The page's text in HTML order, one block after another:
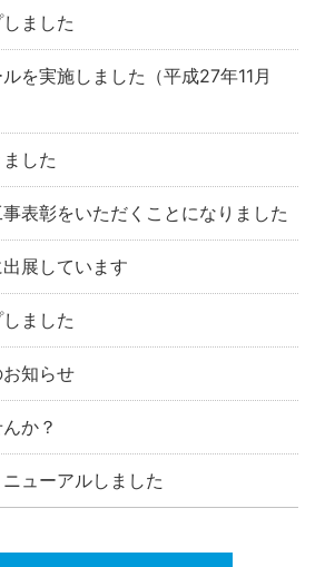
ました
を実施しました（平成27年11月
した
表彰をいただくことになりました
展しています
ました
知らせ
か？
ューアルしました